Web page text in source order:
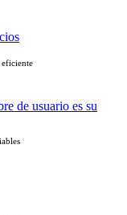
de usuario es su